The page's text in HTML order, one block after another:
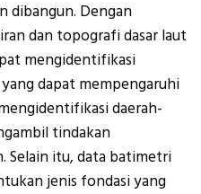
dibangun. Dengan
dan topografi dasar laut
mengidentifikasi
dapat mempengaruhi
daerah-
tindakan
Selain itu, data batimetri
jenis fondasi yang